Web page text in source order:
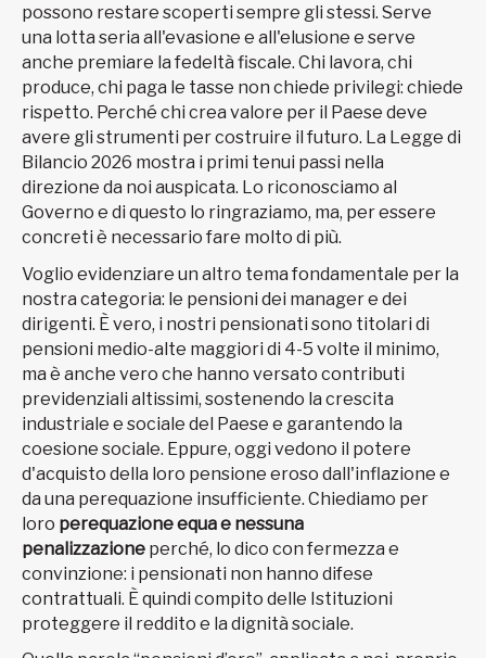
possono restare scoperti sempre gli stessi. Serve
una lotta seria all'evasione e all'elusione e serve
anche premiare la fedeltà fiscale. Chi lavora, chi
produce, chi paga le tasse non chiede privilegi: chiede
rispetto. Perché chi crea valore per il Paese deve
avere gli strumenti per costruire il futuro. La Legge di
Bilancio 2026 mostra i primi tenui passi nella
direzione da noi auspicata. Lo riconosciamo al
Governo e di questo lo ringraziamo, ma, per essere
concreti è necessario fare molto di più.
Voglio evidenziare un altro tema fondamentale per la
nostra categoria: le pensioni dei manager e dei
dirigenti. È vero, i nostri pensionati sono titolari di
pensioni medio-alte maggiori di 4-5 volte il minimo,
ma è anche vero che hanno versato contributi
previdenziali altissimi, sostenendo la crescita
industriale e sociale del Paese e garantendo la
coesione sociale. Eppure, oggi vedono il potere
d'acquisto della loro pensione eroso dall'inflazione e
da una perequazione insufficiente. Chiediamo per
loro perequazione equa e nessuna
penalizzazione perché, lo dico con fermezza e
convinzione: i pensionati non hanno difese
contrattuali. È quindi compito delle Istituzioni
proteggere il reddito e la dignità sociale.